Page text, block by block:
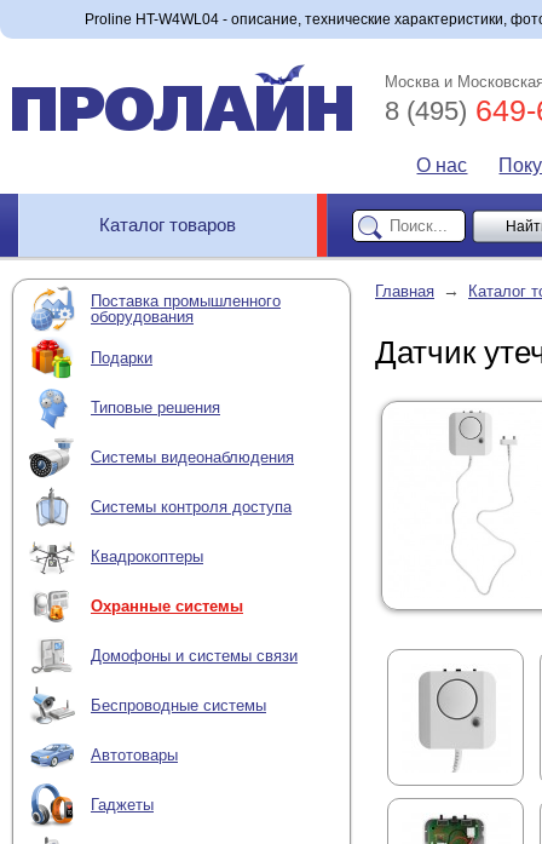
Proline HT-W4WL04 - описание, технические характеристики,
Москва и
8 (495)
О нас
Каталог товаров
Поставка промышленного
оборудования
Подарки
Типовые решения
Системы видеонаблюдения
Системы контроля доступа
Квадрокоптеры
Охранные системы
Домофоны и системы связи
Беспроводные системы
Автотовары
Гаджеты
Главная → Каталог
Датчик